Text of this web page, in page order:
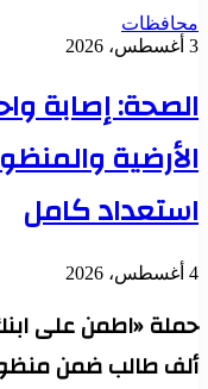
محافظات
3 أغسطس، 2026
الصحة: إصابة
الأرضية
استعداد كامل
4 أغسطس، 2026
ألف طالب ضمن